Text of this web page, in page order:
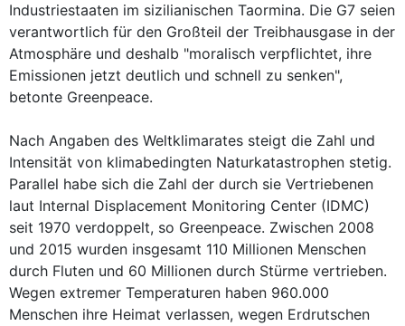
Industriestaaten im sizilianischen Taormina. Die G7 seien
verantwortlich für den Großteil der Treibhausgase in der
Atmosphäre und deshalb "moralisch verpflichtet, ihre
Emissionen jetzt deutlich und schnell zu senken",
betonte Greenpeace.
Nach Angaben des Weltklimarates steigt die Zahl und
Intensität von klimabedingten Naturkatastrophen stetig.
Parallel habe sich die Zahl der durch sie Vertriebenen
laut Internal Displacement Monitoring Center (IDMC)
seit 1970 verdoppelt, so Greenpeace. Zwischen 2008
und 2015 wurden insgesamt 110 Millionen Menschen
durch Fluten und 60 Millionen durch Stürme vertrieben.
Wegen extremer Temperaturen haben 960.000
Menschen ihre Heimat verlassen, wegen Erdrutschen